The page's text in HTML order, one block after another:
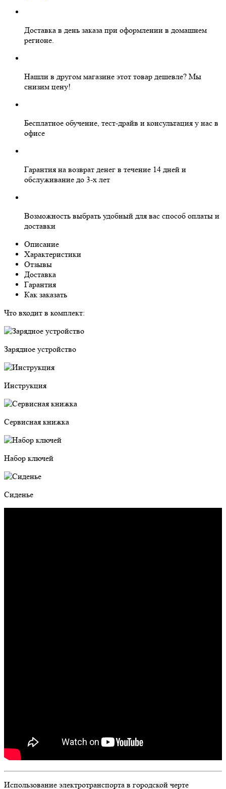
Доставка в день заказа при оформлении в домашнем
регионе.
Нашли в другом магазине этот товар дешевле? Мы
снизим цену!
Бесплатное обучение, тест-драйв и консультация у нас в
офисе
Гарантия на возврат денег в течение 14 дней и
обслуживание до 3-х лет
Возможность выбрать удобный для вас способ оплаты и
доставки
Описание
Характеристики
Отзывы
Доставка
Гарантия
Как заказать
Что входит в комплект:
Зарядное устройство
Инструкция
Сервисная книжка
Набор ключей
Сиденье
Использование электротранспорта в городской черте